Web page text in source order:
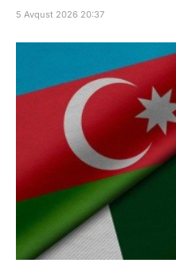
5 Avqust 2026 20:37